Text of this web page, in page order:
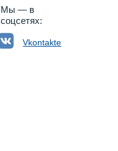
Мы — в
соцсетях:
Vkontakte